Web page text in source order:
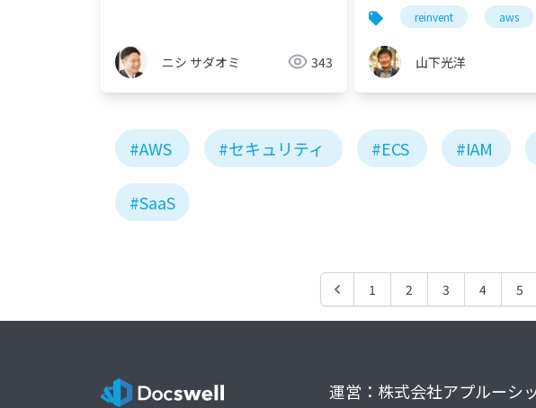
ニシ サダオミ 343
reinvent aws
山下光洋
#AWS #セキュリティ #ECS #IAM
#SaaS
1 2 3 4 5
運営：株式会社アプルーシ